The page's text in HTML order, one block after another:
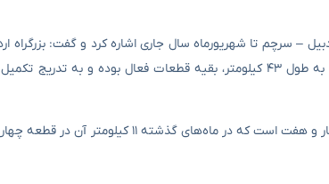
طرح بزرگراهی در مسیر اردبیل – سرچم تا شهریورماه سال جاری اشاره کرد و گفت:
قطعه مجزا در حال اجرا است که به‌ غیر از قطعات ۶ و پنج در محدوده تونل‌ها به طول ۴۳ کیلومتر، بقیه قطعات